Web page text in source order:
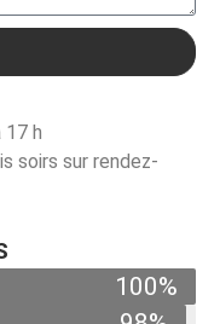
17 h
soirs sur rendez-
100%